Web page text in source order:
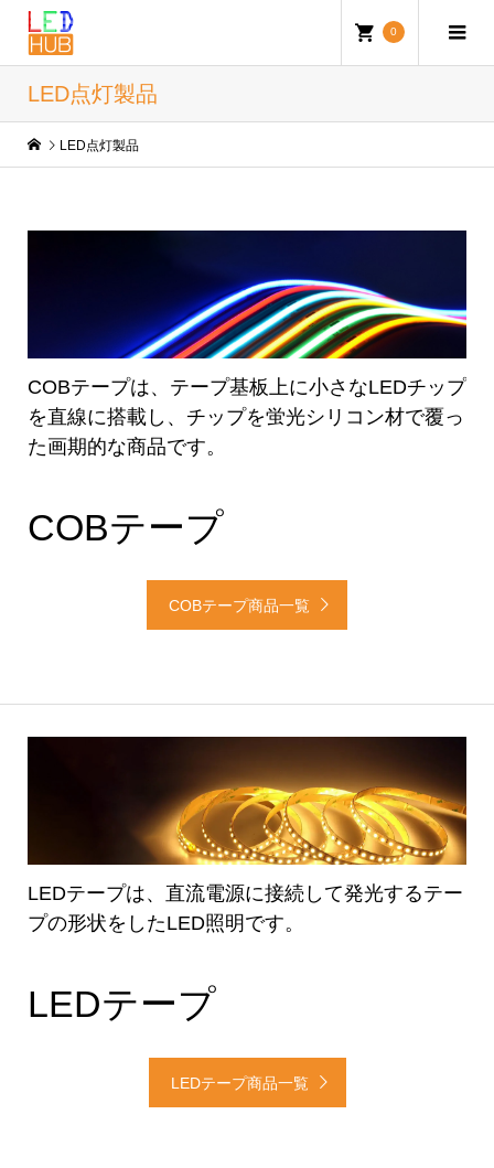
0
LED点灯製品
LED点灯製品
COBテープは、テープ基板上に小さなLEDチップ
を直線に搭載し、チップを蛍光シリコン材で覆っ
た画期的な商品です。
COBテープ
COBテープ商品一覧
LEDテープは、直流電源に接続して発光するテー
プの形状をしたLED照明です。
LEDテープ
LEDテープ商品一覧